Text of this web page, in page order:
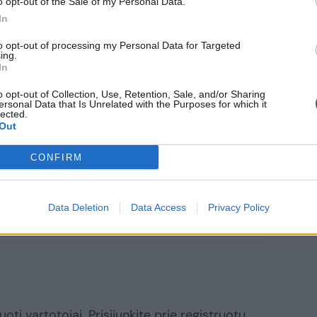
opt-out of processing my Personal Data for Targeted
opt-out of Collection, Use, Retention, Sale, and/or Sharing
Data that Is Unrelated with the Purposes for which it
CONFIRM
Data Deletion Data Access Privacy Policy
klientų skaičius, kuris lyginant 2011
proc. Šiuo metu įmonė aptarnauja 529
smulkaus ir vidutinio verslo įmonių,
rinktis nepriklausomą
tiekėjas elektros energijos rinka